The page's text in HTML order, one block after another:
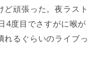
頑張った。夜ラスト
4度目でさすがに喉が
れるぐらいのライブっ